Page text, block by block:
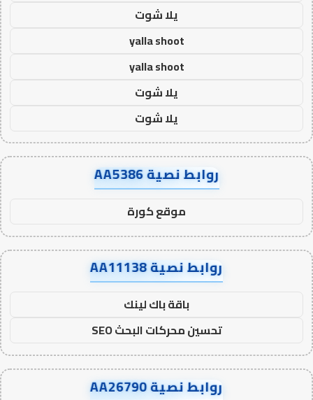
يلا شوت
yalla shoot
yalla shoot
يلا شوت
يلا شوت
روابط نصية AA5386
موقع كورة
روابط نصية AA11138
باقة باك لينك
تحسين محركات البحث SEO
روابط نصية AA26790